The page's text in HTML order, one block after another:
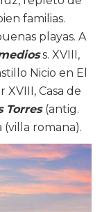
familias.
playas. A
s. XVIII,
Nicio en El
XVIII, Casa de
Torres (antig.
romana).